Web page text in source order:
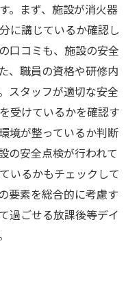
。まず、施設が消火器
に講じているか確認し
口コミも、施設の安全
、職員の資格や研修内
スタッフが適切な安全
受けているかを確認す
境が整っているか判断
の安全点検が行われて
いるかもチェックして
要素を総合的に考慮す
過ごせる放課後等デイ